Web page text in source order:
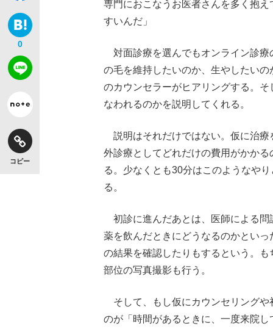
0
コピー
専門におこなうお医者さんを多く抱
すいんだ」
対面診療を選んでもオンライン診療
の毛を維持したいのか、生やしたい
のカウンセラーがヒアリングする。
なわれるのかを説明してくれる。
説明はそれだけではない。仮に治療
外診療としてどれだけの費用がかか
る。少なくとも30分はこのようなや
る。
初診に進んだあとは、医師による問
薬を飲んだときにどうなるのかとい
の結果を確認したりもするという。
部位の写真撮影も行う。
そして、もし仮にカウンセリングや
のが「時間があるときに、一度来院